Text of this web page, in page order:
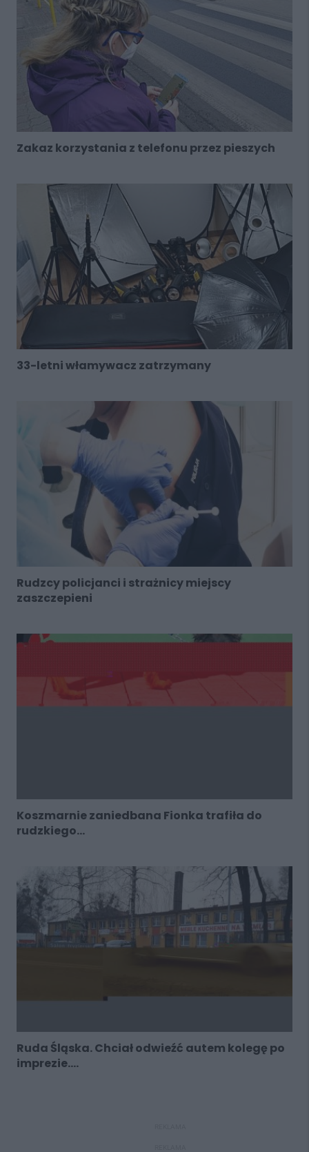
Zakaz korzystania z telefonu przez pieszych
33-letni włamywacz zatrzymany
Rudzcy policjanci i strażnicy miejscy
zaszczepieni
Koszmarnie zaniedbana Fionka trafiła do
rudzkiego...
Ruda Śląska. Chciał odwieźć autem kolegę po
imprezie....